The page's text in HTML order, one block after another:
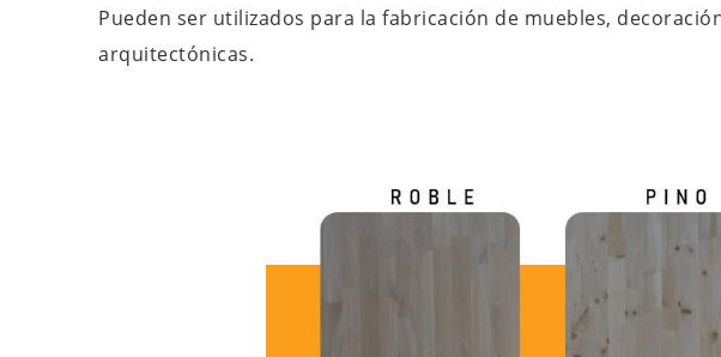
Pueden ser utilizados para la fabricación de muebles,
arquitectónicas.